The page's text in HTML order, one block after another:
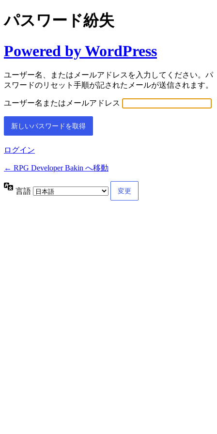
パスワード紛失
Powered by WordPress
ユーザー名、またはメールアドレスを入力してください。パ
スワードのリセット手順が記されたメールが送信されます。
ユーザー名またはメールアドレス
ログイン
← RPG Developer Bakin へ移動
言語